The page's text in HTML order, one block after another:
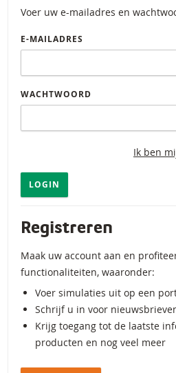
Voer uw e-mailadres en
E-MAILADRES
WACHTWOORD
Ik ben
LOGIN
Registreren
Maak uw account aan en
functionaliteiten, waaronder:
Voer simulaties uit op een
Schrijf u in voor
Krijg toegang tot de laatste
producten en nog veel meer